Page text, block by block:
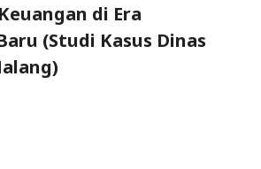
di Era
(Studi Kasus Dinas